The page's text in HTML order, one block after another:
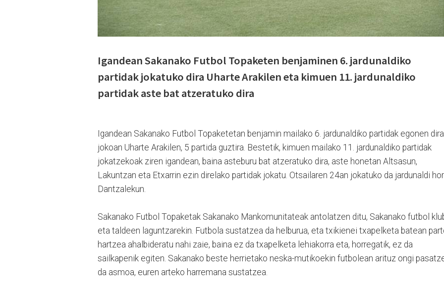
Igandean Sakanako Futbol Topaketen benjaminen 6. jardunaldiko
partidak jokatuko dira Uharte Arakilen eta kimuen 11. jardunaldiko
partidak aste bat atzeratuko dira
Igandean Sakanako Futbol Topaketetan benjamin mailako 6. jardunaldiko partidak egonen dira
jokoan Uharte Arakilen, 5 partida guztira. Bestetik, kimuen mailako 11. jardunaldiko partidak
jokatzekoak ziren igandean, baina asteburu bat atzeratuko dira, aste honetan Altsasun,
Lakuntzan eta Etxarrin ezin direlako partidak jokatu. Otsailaren 24an jokatuko da jardunaldi
Dantzalekun.
Sakanako Futbol Topaketak Sakanako Mankomunitateak antolatzen ditu, Sakanako futbol
eta taldeen laguntzarekin. Futbola sustatzea da helburua, eta txikienei txapelketa batean
hartzea ahalbideratu nahi zaie, baina ez da txapelketa lehiakorra eta, horregatik, ez da
sailkapenik egiten. Sakanako beste herrietako neska-mutikoekin futbolean arituz ongi
da asmoa, euren arteko harremana sustatzea.